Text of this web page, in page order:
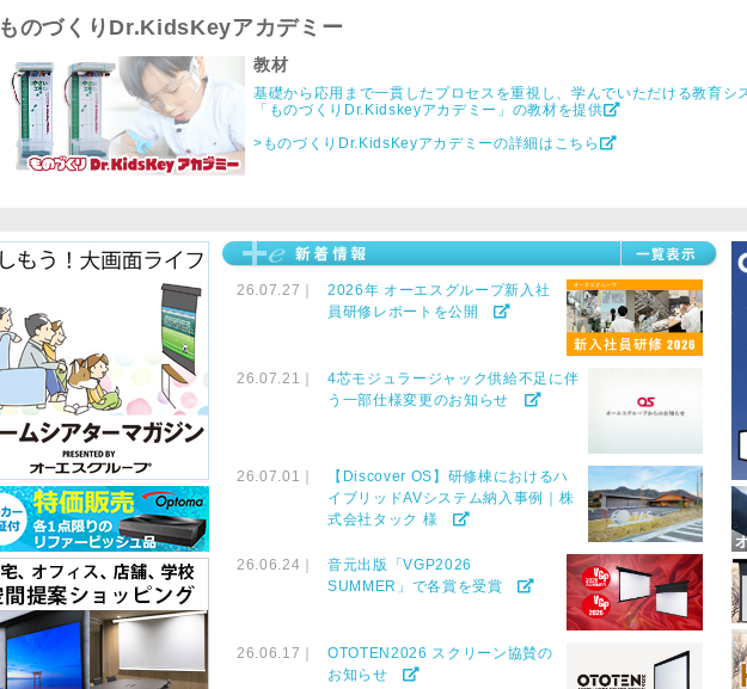
ものづくりDr.KidsKeyアカデミー
教材
基礎から応用まで一貫したプロセスを重視し、学んでいただける教育シ
「ものづくりDr.Kidskeyアカデミー」の教材を提供
>ものづくりDr.KidsKeyアカデミーの詳細はこちら
26.07.27｜
2026年 オーエスグループ新入社
員研修レポートを公開
26.07.21｜
4芯モジュラージャック供給不足に伴
う一部仕様変更のお知らせ
26.07.01｜
【Discover OS】研修棟におけるハ
イブリッドAVシステム納入事例｜株
式会社タック 様
26.06.24｜
音元出版「VGP2026
SUMMER」で各賞を受賞
26.06.17｜
OTOTEN2026 スクリーン協賛の
お知らせ